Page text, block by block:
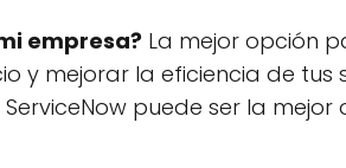
empresa? La mejor opción
y mejorar la eficiencia de tus
puede ser la mejor